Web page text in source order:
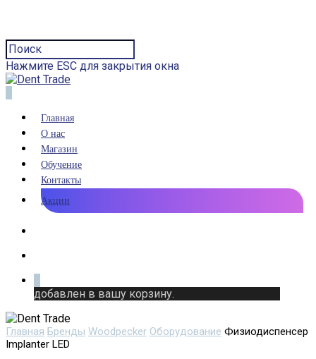
Нажмите ESC для закрытия окна
Главная
О нас
Магазин
Обучение
Контакты
Акции
добавлен в вашу корзину.
Главная Бренды Woodpecker Оборудование Физиодиспенсер
Implanter LED